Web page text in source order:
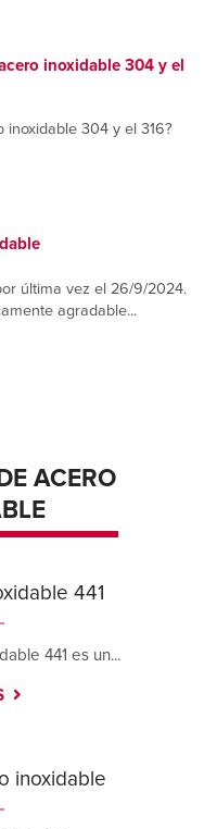
inoxidable 304 y el
inoxidable 304 y el 316?
última vez el 26/9/2024.
agradable...
ACERO
441
441 es un...
inoxidable